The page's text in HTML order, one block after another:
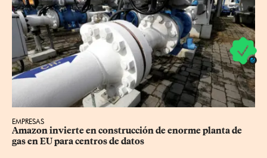
EMPRESAS
Amazon invierte en construcción de enorme planta de
gas en EU para centros de datos